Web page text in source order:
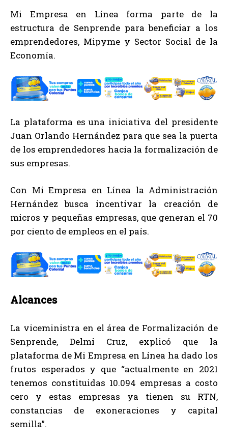
Mi Empresa en Línea forma parte de la
estructura de Senprende para beneficiar a los
emprendedores, Mipyme y Sector Social de la
Economía.
La plataforma es una iniciativa del presidente
Juan Orlando Hernández para que sea la puerta
de los emprendedores hacia la formalización de
sus empresas.
Con Mi Empresa en Línea la Administración
Hernández busca incentivar la creación de
micros y pequeñas empresas, que generan el 70
por ciento de empleos en el país.
Alcances
La viceministra en el área de Formalización de
Senprende, Delmi Cruz, explicó que la
plataforma de Mi Empresa en Línea ha dado los
frutos esperados y que “actualmente en 2021
tenemos constituidas 10.094 empresas a costo
cero y estas empresas ya tienen su RTN,
constancias de exoneraciones y capital
semilla”.